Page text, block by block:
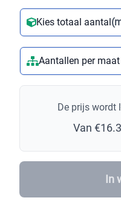
Kies totaal aantal
Aantallen per maat
De prijs wordt
Van
In